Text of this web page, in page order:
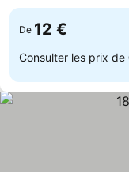
De 12 €
Consulter les prix de